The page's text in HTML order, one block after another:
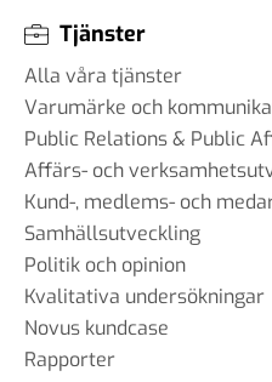
Tjänster
Alla våra tjänster
Varumärke och
Public Relations & Public
Affärs- och
Kund-, medlems- och
Samhällsutveckling
Politik och opinion
Kvalitativa undersökningar
Novus kundcase
Rapporter